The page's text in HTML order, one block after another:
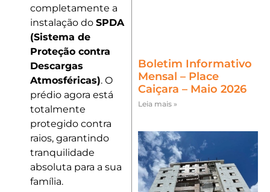
completamente a
instalação do SPDA
(Sistema de
Proteção contra
Descargas
Atmosféricas). O
prédio agora está
totalmente
protegido contra
raios, garantindo
tranquilidade
absoluta para a sua
família.
Boletim Informativo
Mensal – Place
Caiçara – Maio 2026
Leia mais »